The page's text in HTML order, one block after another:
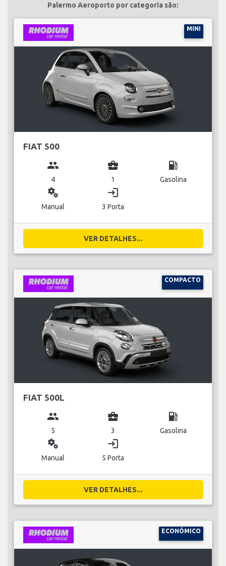
Palermo Aeroporto por categoria são:
MINI
FIAT 500
group
4
business_center
1
local_gas_station
Gasolina
miscellaneous_services
Manual
login
3 Porta
VER DETALHES...
COMPACTO
FIAT 500L
group
5
business_center
3
local_gas_station
Gasolina
miscellaneous_services
Manual
login
5 Porta
VER DETALHES...
ECONÓMICO